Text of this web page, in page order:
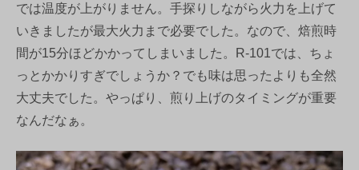
では温度が上がりません。手探りしながら火力を上げて
いきましたが最大火力まで必要でした。なので、焙煎時
間が15分ほどかかってしまいました。R-101では、ちょ
っとかかりすぎでしょうか？でも味は思ったよりも全然
大丈夫でした。やっぱり、煎り上げのタイミングが重要
なんだなぁ。